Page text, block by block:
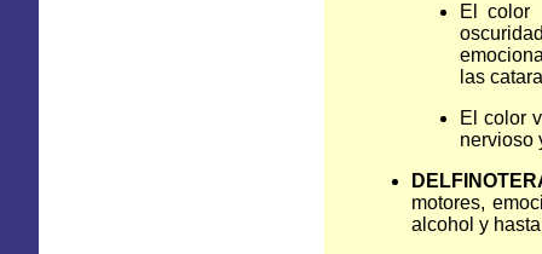
El color
las
El color
nervioso
motores,
alcohol y